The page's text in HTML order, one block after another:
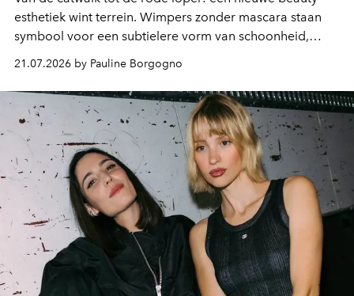
esthetiek wint terrein. Wimpers zonder mascara staan
symbool voor een subtielere vorm van schoonheid,
waarin zelfvertrouwen belangrijker is dan een overvloed
aan make-up.
21.07.2026 by Pauline Borgogno